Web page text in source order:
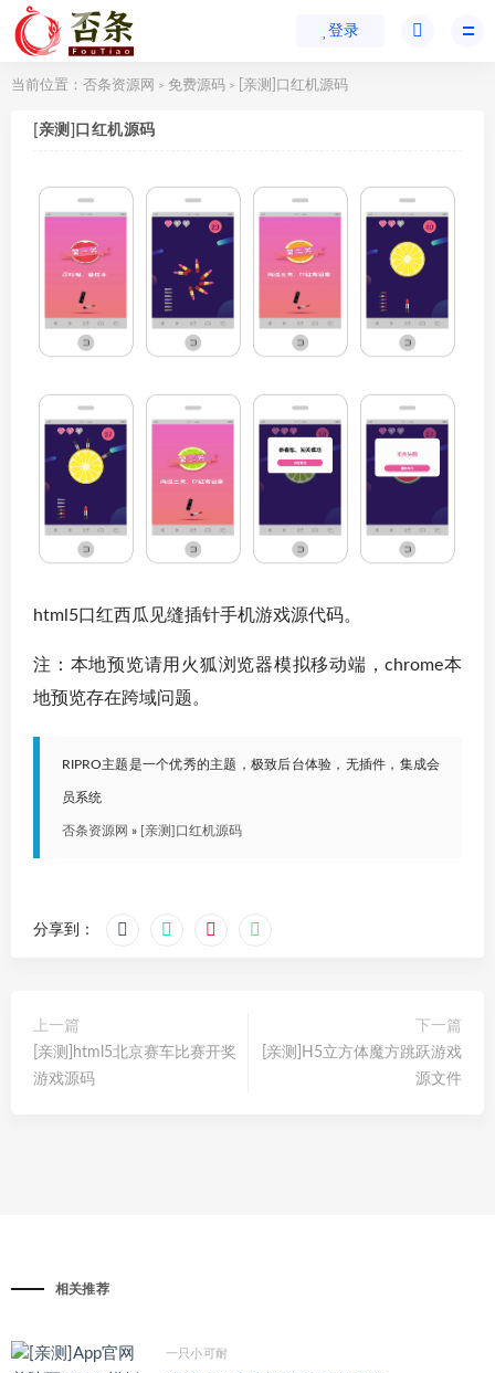
登录
当前位置： 否条资源网 > 免费源码 > [亲测]口红机源码
[亲测]口红机源码
html5口红西瓜见缝插针手机游戏源代码。
注：本地预览请用火狐浏览器模拟移动端，chrome本
地预览存在跨域问题。
RIPRO主题是一个优秀的主题，极致后台体验，无插件，集成会
员系统
否条资源网 » [亲测]口红机源码
分享到：
上一篇
[亲测]html5北京赛车比赛开奖
游戏源码
下一篇
[亲测]H5立方体魔方跳跃游戏
源文件
相关推荐
一只小可耐